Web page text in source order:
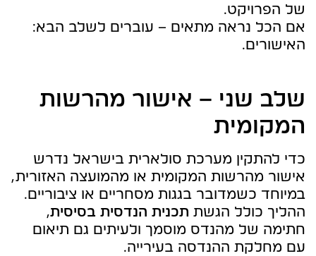
של הפרויקט.
אם הכל נראה מתאים – עוברים לשלב הבא:
האישורים.
שלב שני – אישור מהרשות
המקומית
כדי להתקין מערכת סולארית בישראל נדרש
אישור מהרשות המקומית או מהמועצה האזורית,
במיוחד כשמדובר בגגות מסחריים או ציבוריים.
ההליך כולל הגשת תכנית הנדסית בסיסית,
חתימה של מהנדס מוסמך ולעיתים גם תיאום
עם מחלקת ההנדסה בעירייה.